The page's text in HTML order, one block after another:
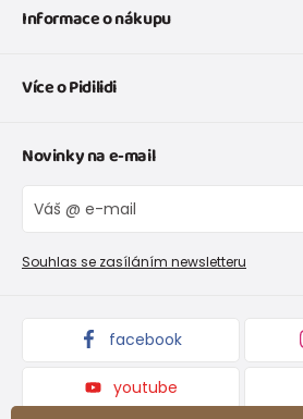
Informace o nákupu
Doprava a platba
Tabulka velikostí obuvi
Vrácení zboží a reklamace
Reklamační řád
Nevyzvednutá objednávka na dobírku
Více o Pidilidi
O nás
Blog
Velkoobchod PiDiLiDi
Affiliate program
Kolekce zboží
Novinky na e-mail
Souhlas se zasíláním newsletteru
facebook
youtube